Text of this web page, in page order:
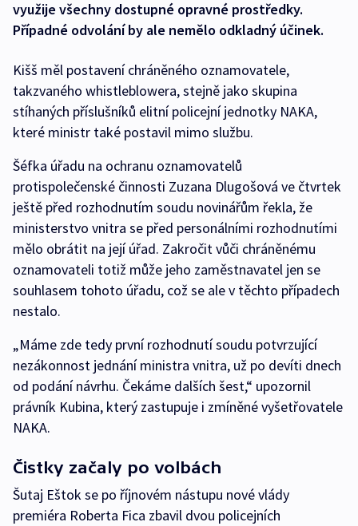
využije všechny dostupné opravné prostředky.
Případné odvolání by ale nemělo odkladný účinek.
Kišš měl postavení chráněného oznamovatele,
takzvaného whistleblowera, stejně jako skupina
stíhaných příslušníků elitní policejní jednotky NAKA,
které ministr také postavil mimo službu.
Šéfka úřadu na ochranu oznamovatelů
protispolečenské činnosti Zuzana Dlugošová ve čtvrtek
ještě před rozhodnutím soudu novinářům řekla, že
ministerstvo vnitra se před personálními rozhodnutími
mělo obrátit na její úřad. Zakročit vůči chráněnému
oznamovateli totiž může jeho zaměstnavatel jen se
souhlasem tohoto úřadu, což se ale v těchto případech
nestalo.
„Máme zde tedy první rozhodnutí soudu potvrzující
nezákonnost jednání ministra vnitra, už po devíti dnech
od podání návrhu. Čekáme dalších šest,“ upozornil
právník Kubina, který zastupuje i zmíněné vyšetřovatele
NAKA.
Čistky začaly po volbách
Šutaj Eštok se po říjnovém nástupu nové vlády
premiéra Roberta Fica zbavil dvou policejních